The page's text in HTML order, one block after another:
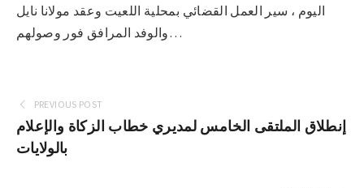
اليوم ، سير العمل القضائي بمحلية اللعيت وعقد مولانا نايل
والوفد المرافق فور وصولهم…
PREVIOUS POST
إنطلاق الملتقى الخامس لمديري خطاب الزكاة والإعلام
بالولايات